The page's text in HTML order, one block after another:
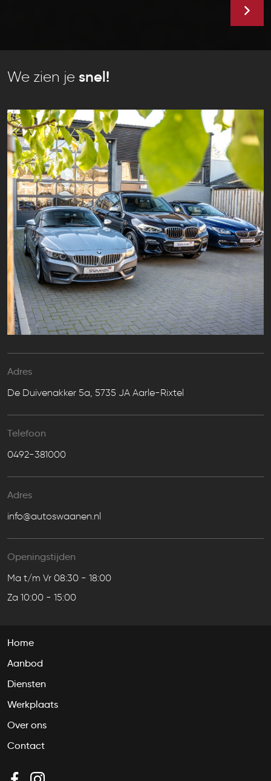
We zien je snel!
Adres
De Duivenakker 5a, 5735 JA Aarle-Rixtel
Telefoon
0492-381000
Adres
info@autoswaanen.nl
Openingstijden
Ma t/m Vr 08:30 - 18:00
Za 10:00 - 15:00
Home
Aanbod
Diensten
Werkplaats
Over ons
Contact